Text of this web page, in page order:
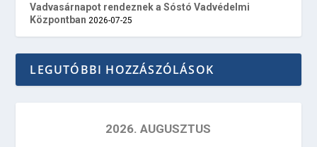
Vadvasárnapot rendeznek a Sóstó Vadvédelmi
Központban 2026-07-25
LEGUTÓBBI HOZZÁSZÓLÁSOK
2026. AUGUSZTUS